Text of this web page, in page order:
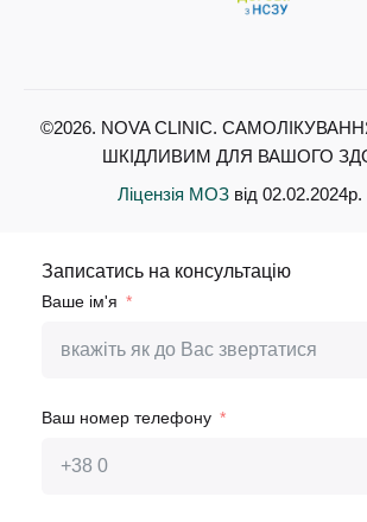
©2026. NOVA CLINIC.
ШКІДЛИВИМ ДЛЯ ВАШОГО
Ліцензія МОЗ від
Записатись на консультацію
Ваше ім'я
Ваш номер телефону